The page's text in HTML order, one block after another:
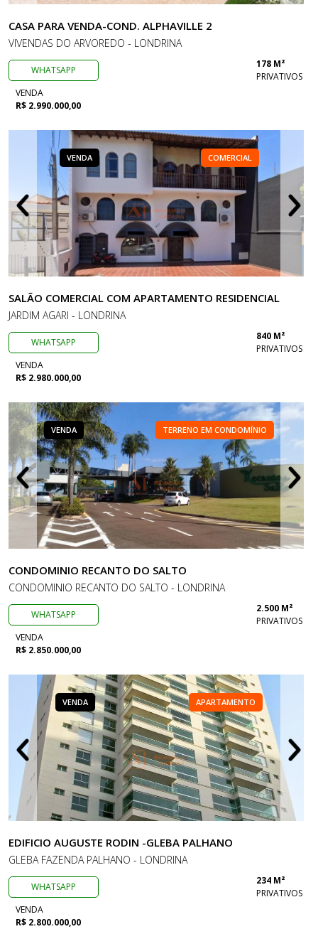
CASA PARA VENDA-COND. ALPHAVILLE 2
VIVENDAS DO ARVOREDO - LONDRINA
WHATSAPP
178 M²
PRIVATIVOS
VENDA
R$ 2.990.000,00
VENDA COMERCIAL
SALÃO COMERCIAL COM APARTAMENTO RESIDENCIAL
JARDIM AGARI - LONDRINA
WHATSAPP
840 M²
PRIVATIVOS
VENDA
R$ 2.980.000,00
VENDA TERRENO EM CONDOMÍNIO
CONDOMINIO RECANTO DO SALTO
CONDOMINIO RECANTO DO SALTO - LONDRINA
WHATSAPP
2.500 M²
PRIVATIVOS
VENDA
R$ 2.850.000,00
VENDA APARTAMENTO
EDIFICIO AUGUSTE RODIN -GLEBA PALHANO
GLEBA FAZENDA PALHANO - LONDRINA
WHATSAPP
234 M²
PRIVATIVOS
VENDA
R$ 2.800.000,00